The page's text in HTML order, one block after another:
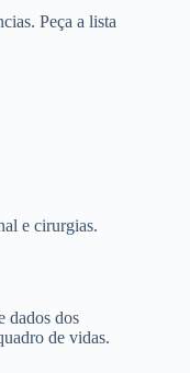
Peça a lista
e cirurgias.
dados dos
de vidas.